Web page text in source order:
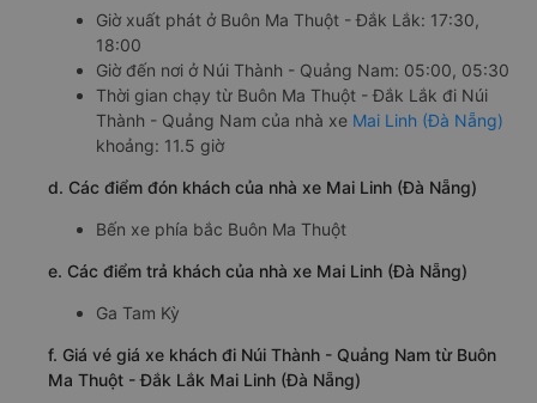
c. Lộ trình, giờ khởi hành và giờ kết thúc của xe khách Mai
Linh (Đà Nẵng)
Giờ xuất phát ở Buôn Ma Thuột - Đắk Lắk: 17:30,
18:00
Giờ đến nơi ở Núi Thành - Quảng Nam: 05:00, 05:30
Thời gian chạy từ Buôn Ma Thuột - Đắk Lắk đi Núi
khoảng: 11.5 giờ
d. Các điểm đón khách của nhà xe Mai Linh (Đà Nẵng)
Bến xe phía bắc Buôn Ma Thuột
e. Các điểm trả khách của nhà xe Mai Linh (Đà Nẵng)